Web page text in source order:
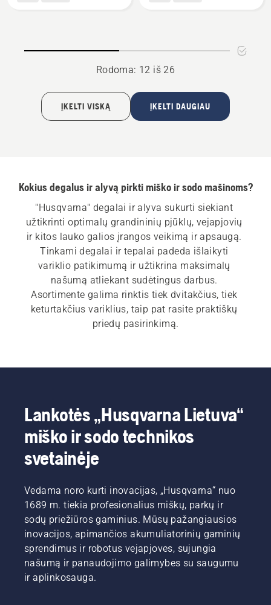
Rodoma: 12 iš 26
ĮKELTI VISKĄ ĮKELTI DAUGIAU
Kokius degalus ir alyvą pirkti miško ir sodo mašinoms?
"Husqvarna" degalai ir alyva sukurti siekiant
užtikrinti optimalų grandininių pjūklų, vejapjovių
ir kitos lauko galios įrangos veikimą ir apsaugą.
Tinkami degalai ir tepalai padeda išlaikyti
variklio patikimumą ir užtikrina maksimalų
našumą atliekant sudėtingus darbus.
Asortimente galima rinktis tiek dvitakčius, tiek
keturtakčius variklius, taip pat rasite praktiškų
priedų pasirinkimą.
Lankotės „Husqvarna Lietuva“
miško ir sodo technikos
svetainėje
Vedama noro kurti inovacijas, „Husqvarna“ nuo
1689 m. tiekia profesionalius miškų, parkų ir
sodų priežiūros gaminius. Mūsų pažangiausios
inovacijos, apimančios akumuliatorinių gaminių
sprendimus ir robotus vejapjoves, sujungia
našumą ir panaudojimo galimybes su saugumu
ir aplinkosauga.